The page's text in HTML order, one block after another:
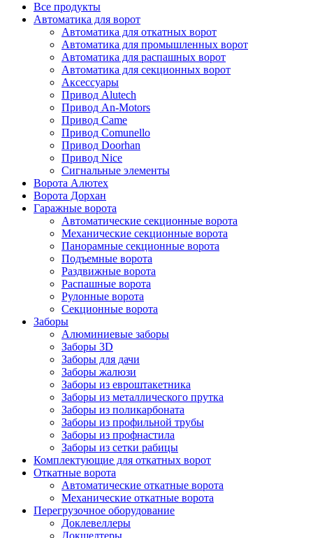
Все продукты
Автоматика для ворот
Автоматика для откатных ворот
Автоматика для промышленных ворот
Автоматика для распашных ворот
Автоматика для секционных ворот
Аксессуары
Привод Alutech
Привод An-Motors
Привод Came
Привод Comunello
Привод Doorhan
Привод Nice
Сигнальные элементы
Ворота Алютех
Ворота Дорхан
Гаражные ворота
Автоматические секционные ворота
Механические секционные ворота
Панорамные секционные ворота
Подъемные ворота
Раздвижные ворота
Распашные ворота
Рулонные ворота
Секционные ворота
Заборы
Алюминиевые заборы
Заборы 3D
Заборы для дачи
Заборы жалюзи
Заборы из евроштакетника
Заборы из металлического прутка
Заборы из поликарбоната
Заборы из профильной трубы
Заборы из профнастила
Заборы из сетки рабицы
Комплектующие для откатных ворот
Откатные ворота
Автоматические откатные ворота
Механические откатные ворота
Перегрузочное оборудование
Доклевеллеры